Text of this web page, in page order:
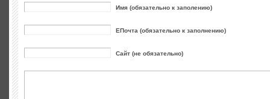
Имя (обязательно к заполению)
ЕПочта (обязательно к заполнению)
Сайт (не обязательно)